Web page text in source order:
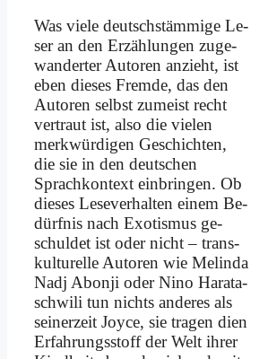
Was vie­le deutsch­stäm­mi­ge Le­
ser an den Er­zäh­lun­gen zu­ge­
wan­der­ter Au­toren an­zieht, ist
eben die­ses Frem­de, das den
Au­toren selbst zu­meist recht
ver­traut ist, al­so die vie­len
merk­wür­di­gen Ge­schich­ten,
die sie in den deut­schen
Sprach­kon­text ein­brin­gen. Ob
die­ses Le­se­ver­hal­ten ei­nem Be­
dürf­nis nach Exo­tis­mus ge­
schul­det ist oder nicht – trans­
kul­tu­rel­le Au­toren wie Me­lin­da
Nadj Abon­ji oder Ni­no Ha­ra­ta­
schwi­li tun nichts an­de­res als
seiner­zeit Joy­ce, sie tra­gen dien
Er­fah­rungs­stoff der Welt ih­rer